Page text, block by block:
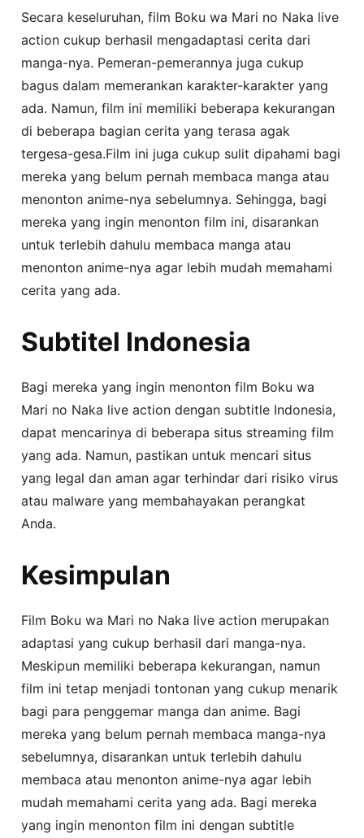
Secara keseluruhan, film Boku wa Mari no Naka live
action cukup berhasil mengadaptasi cerita dari
manga-nya. Pemeran-pemerannya juga cukup
bagus dalam memerankan karakter-karakter yang
ada. Namun, film ini memiliki beberapa kekurangan
di beberapa bagian cerita yang terasa agak
tergesa-gesa.Film ini juga cukup sulit dipahami bagi
mereka yang belum pernah membaca manga atau
menonton anime-nya sebelumnya. Sehingga, bagi
mereka yang ingin menonton film ini, disarankan
untuk terlebih dahulu membaca manga atau
menonton anime-nya agar lebih mudah memahami
cerita yang ada.
Subtitel Indonesia
Bagi mereka yang ingin menonton film Boku wa
Mari no Naka live action dengan subtitle Indonesia,
dapat mencarinya di beberapa situs streaming film
yang ada. Namun, pastikan untuk mencari situs
yang legal dan aman agar terhindar dari risiko virus
atau malware yang membahayakan perangkat
Anda.
Kesimpulan
Film Boku wa Mari no Naka live action merupakan
adaptasi yang cukup berhasil dari manga-nya.
Meskipun memiliki beberapa kekurangan, namun
film ini tetap menjadi tontonan yang cukup menarik
bagi para penggemar manga dan anime. Bagi
mereka yang belum pernah membaca manga-nya
sebelumnya, disarankan untuk terlebih dahulu
membaca atau menonton anime-nya agar lebih
mudah memahami cerita yang ada. Bagi mereka
yang ingin menonton film ini dengan subtitle